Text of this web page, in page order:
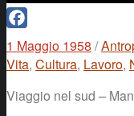
Facebook
1 Maggio 1958 /
Vita, Cultura, Lavoro,
Viaggio nel sud –